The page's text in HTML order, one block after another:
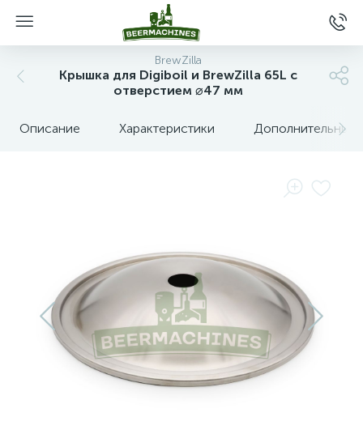
BrewZilla
Крышка для Digiboil и BrewZilla 65L с
отверстием ⌀47 мм
Описание Характеристики Дополнительные